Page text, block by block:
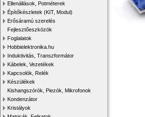
Ellenállások, Potméterek
Építőkészletek (KIT, Modul)
Erősáramú szerelés
Fejlesztőeszközök
Foglalatok
Hobbielektronika.hu
Induktivitás, Transzformátor
Kábelek, Vezetékek
Kapcsolók, Relék
Készülékek
Kishangszórók, Piezók, Mikrofonok
Kondenzátor
Kristályok